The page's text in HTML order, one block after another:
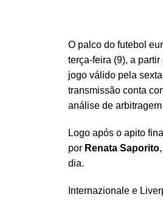
O palco do futebol
terça-feira (9), a
jogo válido pela
transmissão conta
análise de
Logo após o apito
por Renata Saporito
dia.
Internazionale e